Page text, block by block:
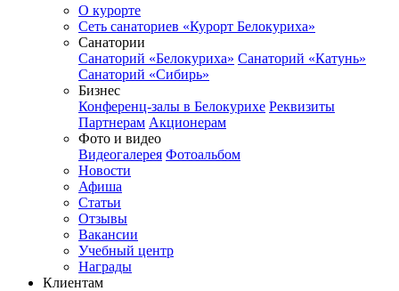
О курорте
Сеть санаториев «Курорт Белокуриха»
Санатории
Санаторий «Белокуриха» Санаторий «Катунь»
Санаторий «Сибирь»
Бизнес
Конференц-залы в Белокурихе Реквизиты
Партнерам Акционерам
Фото и видео
Видеогалерея Фотоальбом
Новости
Афиша
Статьи
Отзывы
Вакансии
Учебный центр
Награды
Клиентам